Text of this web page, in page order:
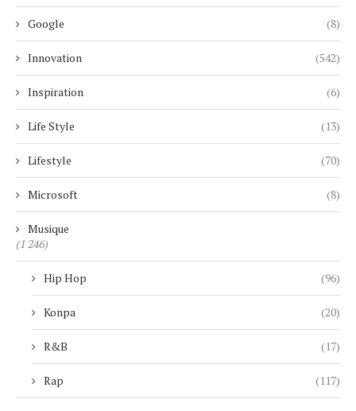
Google (8)
Innovation (542)
Inspiration (6)
Life Style (13)
Lifestyle (70)
Microsoft (8)
Musique
(1 246)
Hip Hop (96)
Konpa (20)
R&B (17)
Rap (117)